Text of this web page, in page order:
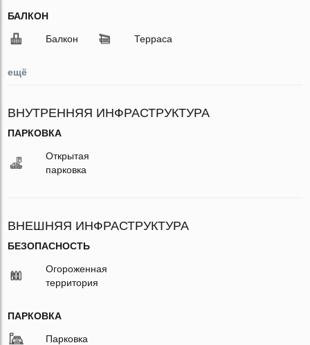
БАЛКОН
Балкон Терраса
ещё
ВНУТРЕННЯЯ ИНФРАСТРУКТУРА
ПАРКОВКА
Открытая
парковка
ВНЕШНЯЯ ИНФРАСТРУКТУРА
БЕЗОПАСНОСТЬ
Огороженная
территория
ПАРКОВКА
Парковка